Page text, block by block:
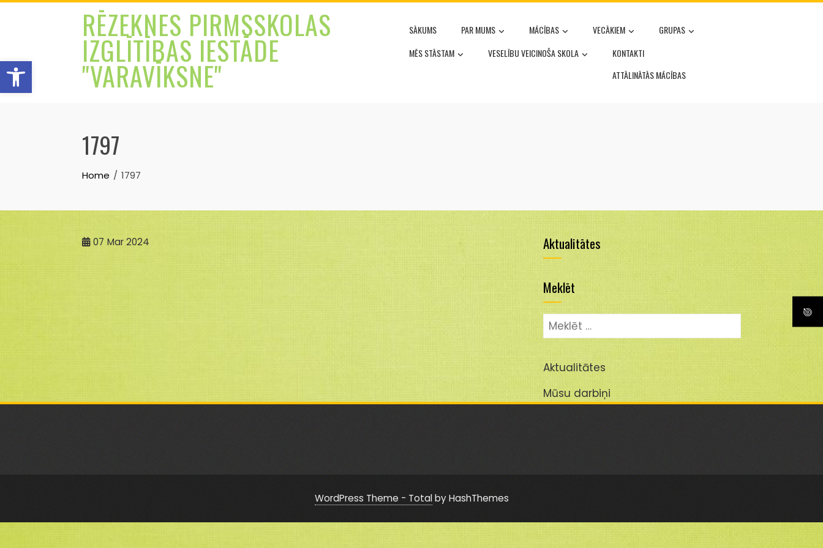
Open toolbar
Skip
RĒZEKNES PIRMSSKOLAS
IZGLĪTĪBAS IESTĀDE
"VARAVĪKSNE"
SĀKUMS PAR MUMS MĀCĪBAS VECĀKIEM
GRUPAS
MĒS STĀSTAM
VESELĪBU VEICINOŠA SKOLA
KONTAKTI
ATTĀLINĀTĀS MĀCĪBAS
1797
Home 1797
07 Mar 2024 Aktualitātes
Meklēt
Meklēt:
Aktualitātes
Mūsu darbiņi
WordPress Theme - Totalby HashThemes